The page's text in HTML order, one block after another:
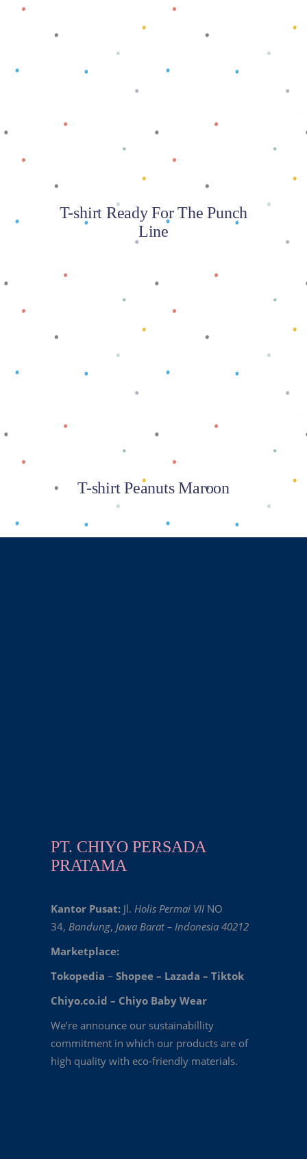
T-shirt Ready For The Punch
Line
Baca selengkapnya
T-shirt Peanuts Maroon
PT. CHIYO PERSADA
PRATAMA
Kantor Pusat: Jl. Holis Permai VII NO
34, Bandung, Jawa Barat – Indonesia 40212
Marketplace:
Tokopedia – Shopee – Lazada – Tiktok
Chiyo.co.id – Chiyo Baby Wear
We’re announce our sustainabillity
commitment in which our products are of
high quality with eco-friendly materials.